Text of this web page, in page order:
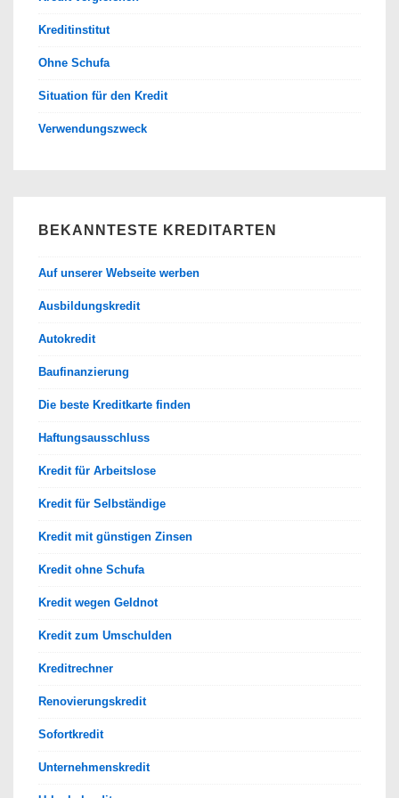
Kreditinstitut
Ohne Schufa
Situation für den Kredit
Verwendungszweck
BEKANNTESTE KREDITARTEN
Auf unserer Webseite werben
Ausbildungskredit
Autokredit
Baufinanzierung
Die beste Kreditkarte finden
Haftungsausschluss
Kredit für Arbeitslose
Kredit für Selbständige
Kredit mit günstigen Zinsen
Kredit ohne Schufa
Kredit wegen Geldnot
Kredit zum Umschulden
Kreditrechner
Renovierungskredit
Sofortkredit
Unternehmenskredit